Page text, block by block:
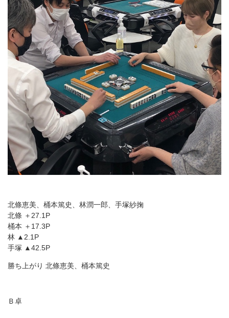
北條恵美、桶本篤史、林潤一郎、手塚紗掬
北條 ＋27.1P
桶本 ＋17.3P
林 ▲2.1P
手塚 ▲42.5P
勝ち上がり 北條恵美、桶本篤史
Ｂ卓